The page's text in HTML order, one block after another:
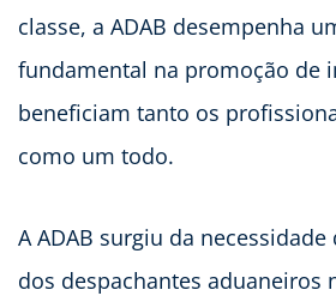
classe, a ADAB desempenha
fundamental na promoção de
beneficiam tanto os
como um todo.
A ADAB surgiu da
dos despachantes aduaneiros